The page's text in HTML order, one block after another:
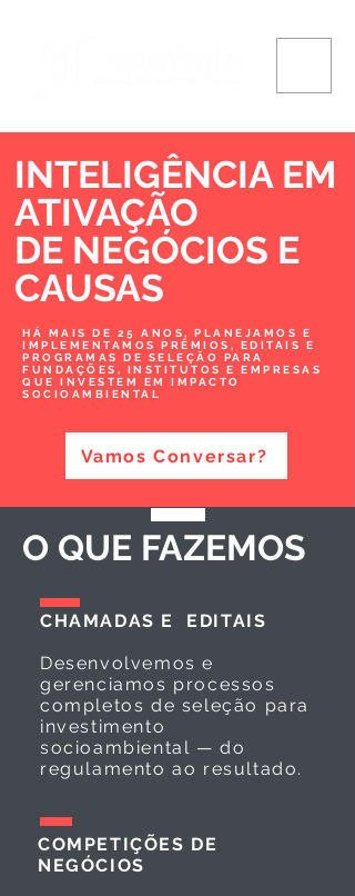
INTELIGÊNCIA EM
ATIVAÇÃO
DE NEGÓCIOS E
CAUSAS
HÁ MAIS DE 25 ANOS, PLANEJAMOS E
IMPLEMENTAMOS PRÊMIOS, EDITAIS E
PROGRAMAS DE SELEÇÃO PARA
FUNDAÇÕES, INSTITUTOS E EMPRESAS
QUE INVESTEM EM IMPACTO
SOCIOAMBIENTAL
Vamos Conversar?
O QUE FAZEMOS
CHAMADAS E EDITAIS
Desenvolvemos e
gerenciamos processos
completos de seleção para
investimento
socioambiental — do
regulamento ao resultado.
COMPETIÇÕES DE
NEGÓCIOS